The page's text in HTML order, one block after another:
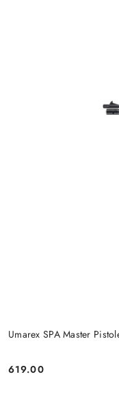
Umarex SPA Master
Cena:
619.00